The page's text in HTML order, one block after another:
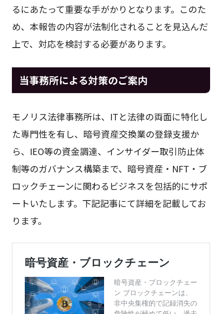
るにあたって重要な手がかりとなります。このた
め、本報告の内容が法制化されることを見込んだ
上で、対応を検討する必要があります。
当事務所による対策のご案内
モノリス法律事務所は、ITと法律の両面に特化し
た専門性を有し、暗号資産交換業の登録支援か
ら、IEO等の資金調達、インサイダー取引防止体
制等のガバナンス構築まで、暗号資産・NFT・ブ
ロックチェーンに関わるビジネスを包括的にサポ
ートいたします。下記記事にて詳細を記載してお
ります。